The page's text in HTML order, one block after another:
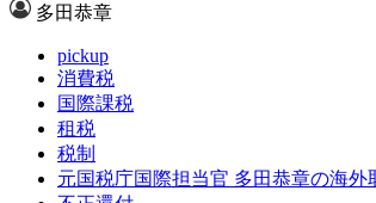
多田恭章
pickup
消費税
国際課税
租税
税制
元国税庁国際担当官 多田恭章の海外